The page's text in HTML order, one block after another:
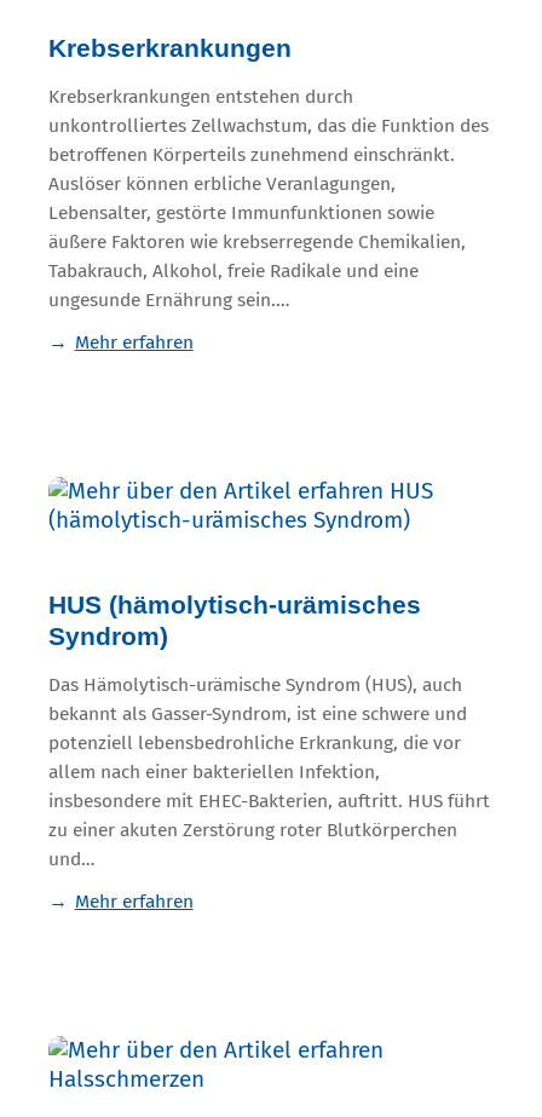
Krebserkrankungen
Krebserkrankungen entstehen durch
unkontrolliertes Zellwachstum, das die Funktion des
betroffenen Körperteils zunehmend einschränkt.
Auslöser können erbliche Veranlagungen,
Lebensalter, gestörte Immunfunktionen sowie
äußere Faktoren wie krebserregende Chemikalien,
Tabakrauch, Alkohol, freie Radikale und eine
ungesunde Ernährung sein.…
Mehr erfahren
HUS (hämolytisch-urämisches
Syndrom)
Das Hämolytisch-urämische Syndrom (HUS), auch
bekannt als Gasser-Syndrom, ist eine schwere und
potenziell lebensbedrohliche Erkrankung, die vor
allem nach einer bakteriellen Infektion,
insbesondere mit EHEC-Bakterien, auftritt. HUS führt
zu einer akuten Zerstörung roter Blutkörperchen
und…
Mehr erfahren